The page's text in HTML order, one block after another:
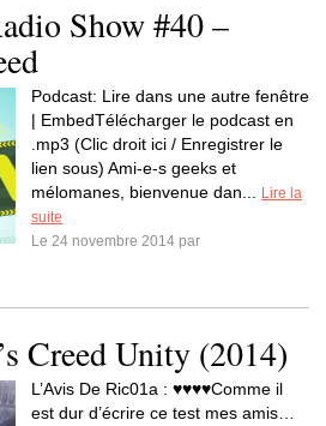
Show #40 –
Podcast: Lire dans une autre fenêtre
| EmbedTélécharger le podcast en
.mp3 (Clic droit ici / Enregistrer le
lien sous) Ami-e-s geeks et
mélomanes, bienvenue dan...
Lire la
suite
Le 24 novembre 2014 par
Creed Unity (2014)
L’Avis De Ric01a : ♥♥♥♥Comme il
est dur d’écrire ce test mes amis…